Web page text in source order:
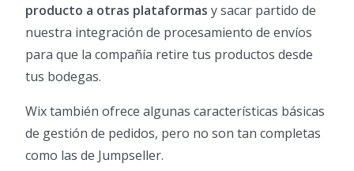
producto a otras plataformas y sacar partido de
nuestra integración de procesamiento de envíos
para que la compañía retire tus productos desde
tus bodegas.
Wix también ofrece algunas características básicas
de gestión de pedidos, pero no son tan completas
como las de Jumpseller.